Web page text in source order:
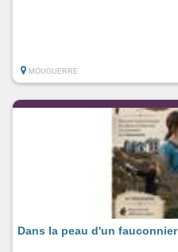
MOUGUERRE
Dans la peau d'un fauconnier